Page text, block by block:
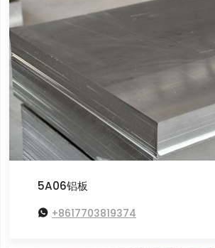
5A06铝板
 +8617703819374